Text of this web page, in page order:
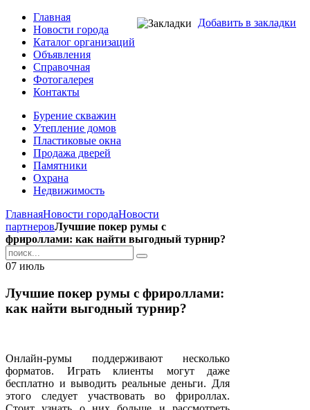
Добавить в закладки
Главная
Новости города
Каталог организаций
Объявления
Справочная
Фотогалерея
Контакты
Бурение скважин
Утепление домов
Пластиковые окна
Продажа дверей
Памятники
Охрана
Недвижимость
ГлавнаяНовости городаНовости
партнеровЛучшие покер румы с
фрироллами: как найти выгодный турнир?
07 июль
Лучшие покер румы с фрироллами:
как найти выгодный турнир?
Онлайн-румы поддерживают несколько
форматов. Играть клиенты могут даже
бесплатно и выводить реальные деньги. Для
этого следует участвовать во фрироллах.